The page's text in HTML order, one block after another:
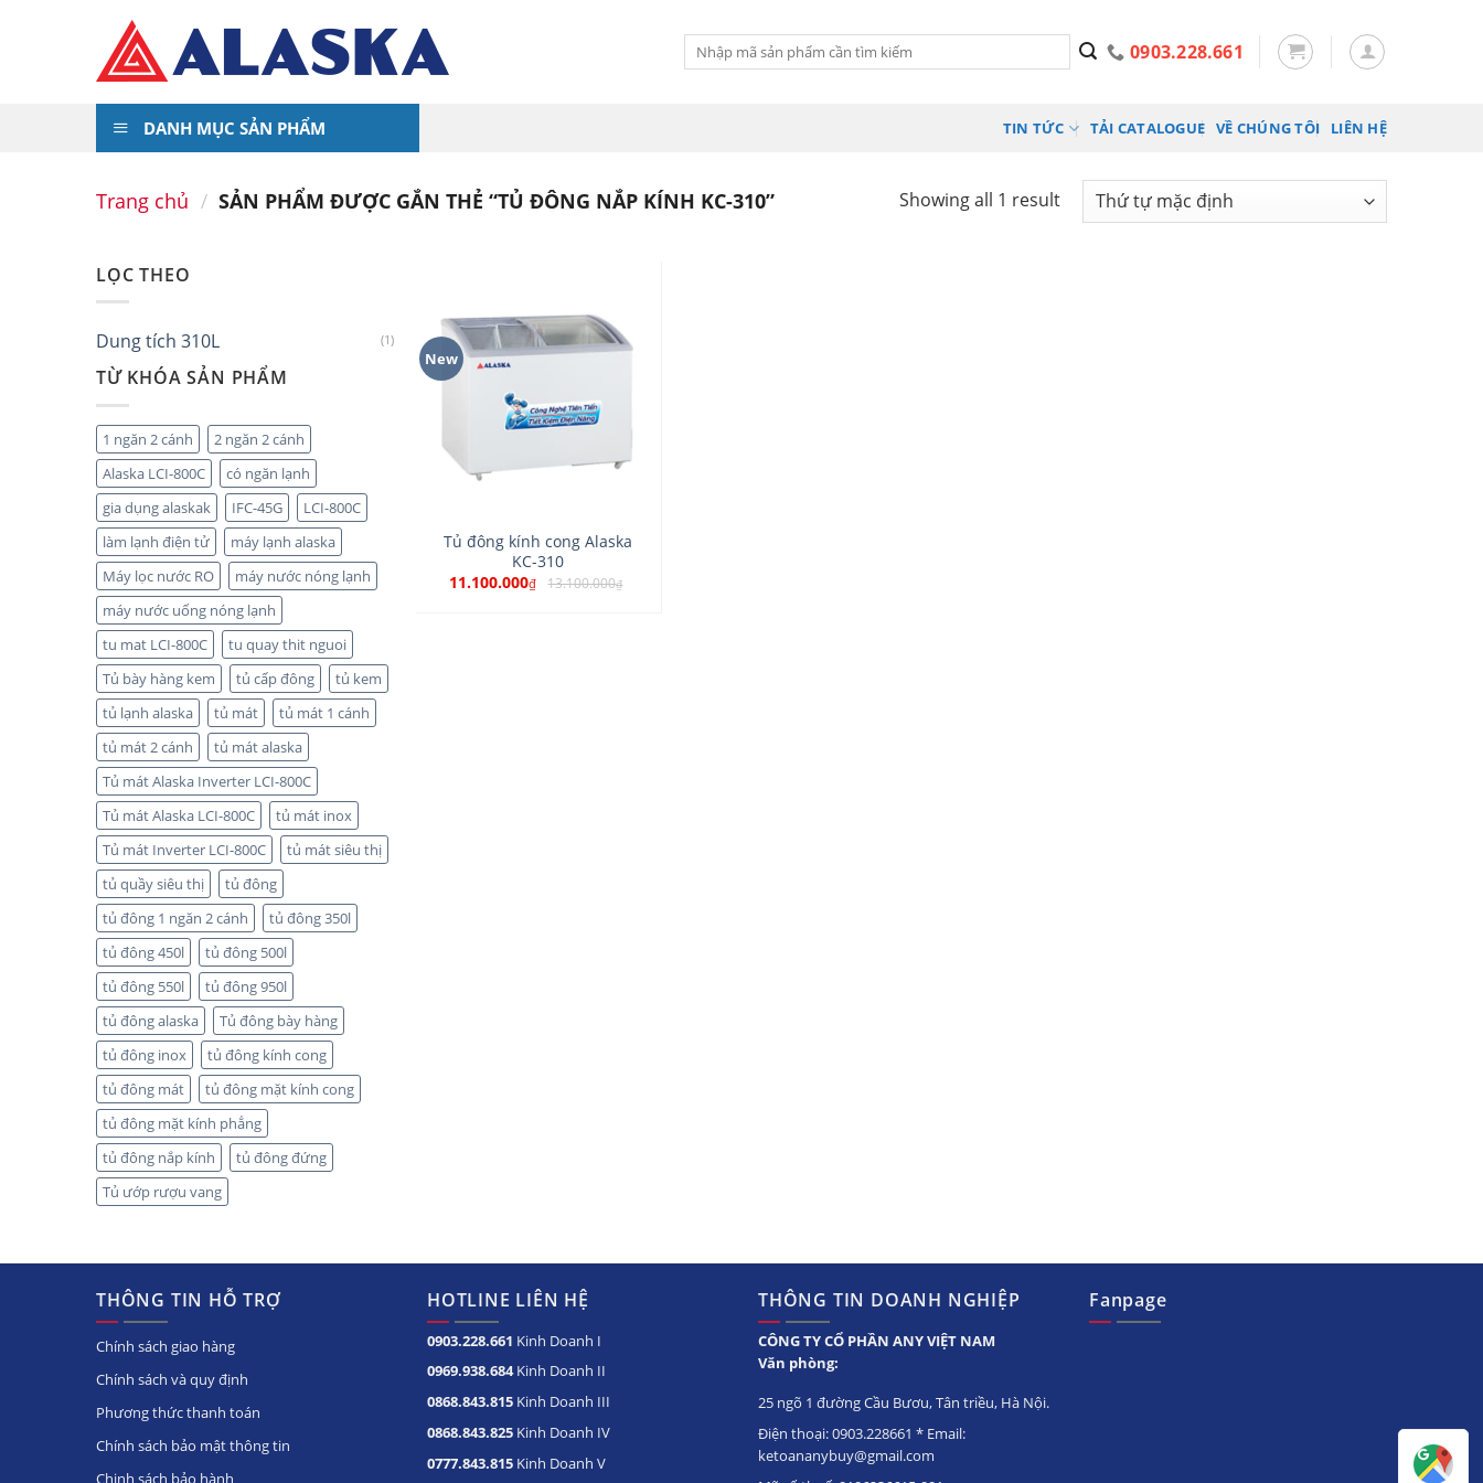
Tìm
kiếm:
0903.228.661
DANH MỤC SẢN PHẨM TIN TỨC TẢI CATALOGUE VỀ CHÚNG TÔI LIÊN HỆ
Trang chủ / SẢN PHẨM ĐƯỢC GẮN THẺ “TỦ ĐÔNG NẮP KÍNH KC-310” Showing all 1 result
LỌC THEO
Dung tích 310L (1)
TỪ KHÓA SẢN PHẨM
1 ngăn 2 cánh
2 ngăn 2 cánh
Alaska LCI-800C
có ngăn lạnh
gia dụng alaskak
IFC-45G
LCI-800C
làm lạnh điện tử
máy lạnh alaska
Máy lọc nước RO
máy nước nóng lạnh
máy nước uống nóng lạnh
tu mat LCI-800C
tu quay thit nguoi
Tủ bày hàng kem
tủ cấp đông
tủ kem
tủ lạnh alaska
tủ mát
tủ mát 1 cánh
tủ mát 2 cánh
tủ mát alaska
Tủ mát Alaska Inverter LCI-800C
Tủ mát Alaska LCI-800C
tủ mát inox
Tủ mát Inverter LCI-800C
tủ mát siêu thị
tủ quầy siêu thị
tủ đông
tủ đông 1 ngăn 2 cánh
tủ đông 350l
tủ đông 450l
tủ đông 500l
tủ đông 550l
tủ đông 950l
tủ đông alaska
Tủ đông bày hàng
tủ đông inox
tủ đông kính cong
tủ đông mát
tủ đông mặt kính cong
tủ đông mặt kính phẳng
tủ đông nắp kính
tủ đông đứng
Tủ ướp rượu vang
New
Tủ đông kính cong Alaska
KC-310
11.100.000₫ 13.100.000₫
THÔNG TIN HỖ TRỢ
Chính sách giao hàng
Chính sách và quy định
Phương thức thanh toán
Chính sách bảo mật thông tin
Chinh sách bảo hành
HOTLINE LIÊN HỆ
0903.228.661 Kinh Doanh I
0969.938.684Kinh Doanh II
0868.843.815 Kinh Doanh III
0868.843.825 Kinh Doanh IV
0777.843.815 Kinh Doanh V
THÔNG TIN DOANH NGHIỆP
CÔNG TY CỔ PHẦN ANY VIỆT NAM
Văn phòng:
25 ngõ 1 đường Cầu Bươu, Tân triều, Hà Nội.
Điện thoại: 0903.228661 * Email:
ketoananybuy@gmail.com
Fanpage